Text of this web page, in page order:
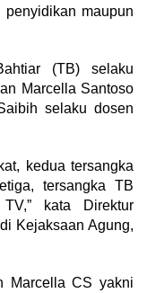
penyidikan maupun
(TB) selaku
Marcella Santoso
selaku dosen
kedua tersangka
tersangka TB
kata Direktur
Kejaksaan Agung,
Marcella CS yakni